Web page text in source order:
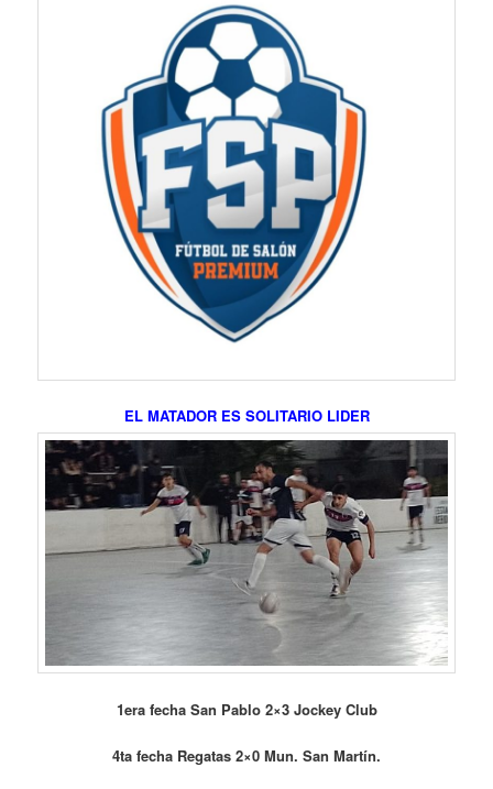
EL MATADOR ES SOLITARIO LIDER
1era fecha San Pablo 2×3 Jockey Club
4ta fecha Regatas 2×0 Mun. San Martín.